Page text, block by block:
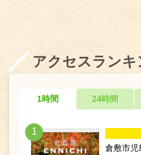
アクセスランキ
1時間 24時間
1
倉敷市児